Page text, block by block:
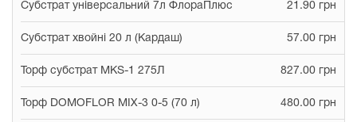
Субстрат універсальний 7л ФлораПлюс 21.90 грн
Субстрат хвойні 20 л (Кардаш) 57.00 грн
Торф субстрат MKS-1 275Л 827.00 грн
Торф DOMOFLOR MIX-3 0-5 (70 л) 480.00 грн